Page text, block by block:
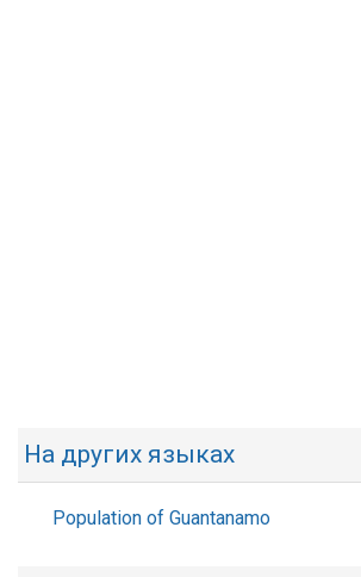
На других языках
Population of Guantanamo